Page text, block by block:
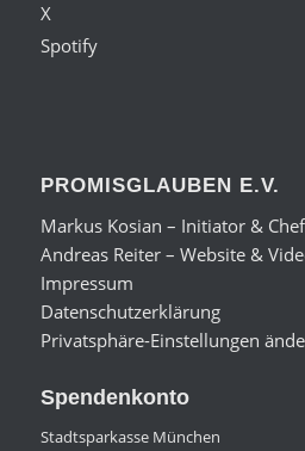
X
Spotify
PROMISGLAUBEN E.V.
Markus Kosian – Initiator &
Andreas Reiter – Website &
Impressum
Datenschutzerklärung
Privatsphäre-Einstellungen
Spendenkonto
Stadtsparkasse München